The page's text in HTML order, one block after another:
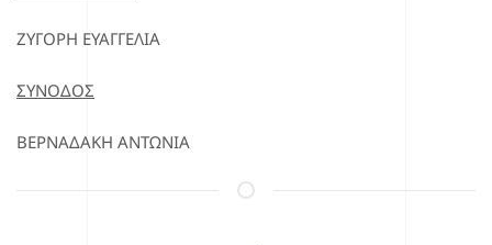
ΖΥΓΟΡΗ ΕΥΑΓΓΕΛΙΑ
ΣΥΝΟΔΟΣ
ΒΕΡΝΑΔΑΚΗ ΑΝΤΩΝΙΑ